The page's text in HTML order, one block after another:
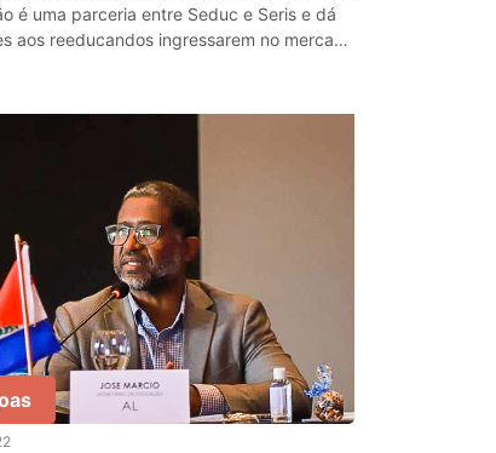
é uma parceria entre Seduc e Seris e dá
aos reeducandos ingressarem no mercado